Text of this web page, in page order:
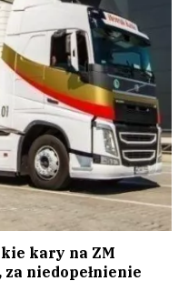
kary na ZM
niedopełnienie